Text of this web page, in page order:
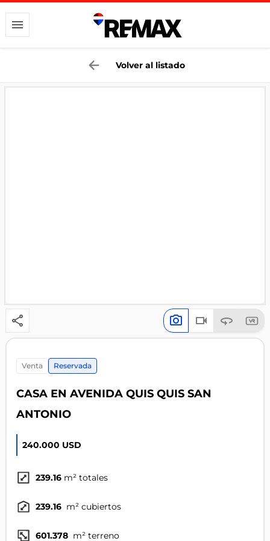
Volver al listado
venta Reservada
CASA EN AVENIDA QUIS QUIS SAN
ANTONIO
240.000 USD
239.16 m² totales
239.16 m² cubiertos
601.378 m² terreno